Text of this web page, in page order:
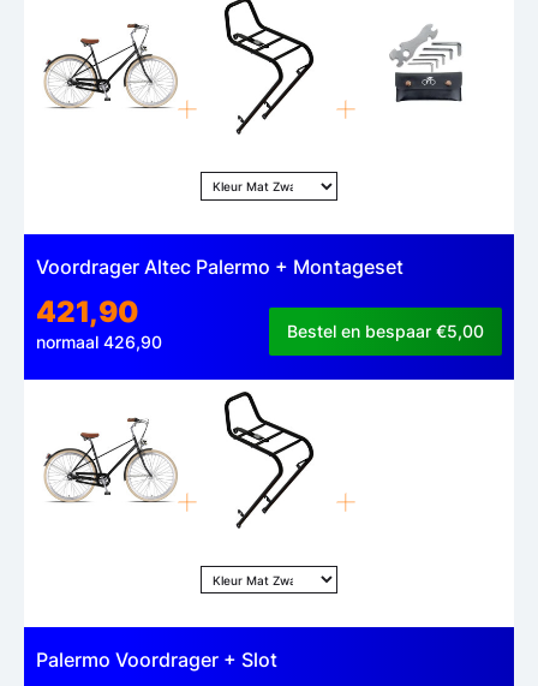
Voordrager Altec Palermo + Montageset
421,90
normaal 426,90
Bestel en bespaar €5,00
Palermo Voordrager + Slot